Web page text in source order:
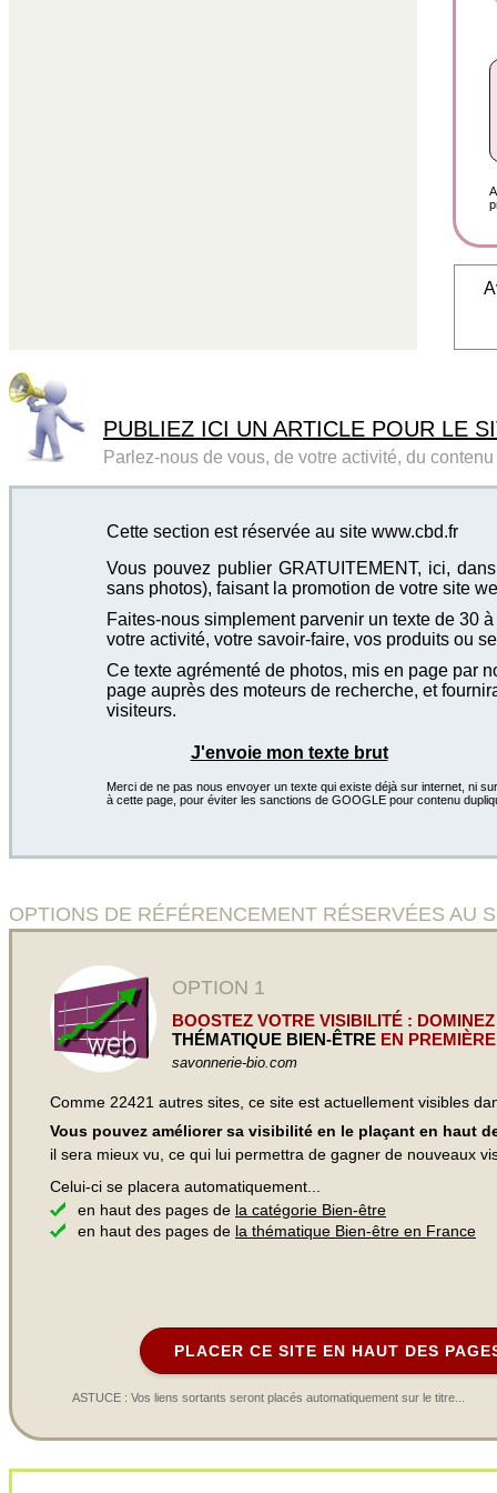
PUBLIEZ ICI UN ARTICLE POUR LE
Parlez-nous de vous, de votre activité, du
Cette section est réservée au site www.cbd.fr
Vous pouvez publier GRATUITEMENT, ici,
sans photos), faisant la promotion de votre site
Faites-nous simplement parvenir un texte de 30
votre activité, votre savoir-faire, vos produits ou
Ce texte agrémenté de photos, mis en page par
page auprès des moteurs de recherche, et
visiteurs.
J'envoie mon texte brut
Merci de ne pas nous envoyer un texte qui existe déjà sur internet, ni
à cette page, pour éviter les sanctions de GOOGLE pour contenu
OPTIONS DE RÉFÉRENCEMENT RÉSERVÉES AU
OPTION 1
BOOSTEZ VOTRE VISIBILITÉ :
THÉMATIQUE BIEN-ÊTRE EN
savonnerie-bio.com
Comme 22421 autres sites, ce site est actuellement visibles
Vous pouvez améliorer sa visibilité en le plaçant en haut
il sera mieux vu, ce qui lui permettra de gagner de nouveaux
Celui-ci se placera automatiquement...
en haut des pages de la catégorie Bien-être
en haut des pages de la thématique Bien-être en France
PLACER CE SITE EN HAUT DES
ASTUCE : Vos liens sortants seront placés automatiquement sur le titre...